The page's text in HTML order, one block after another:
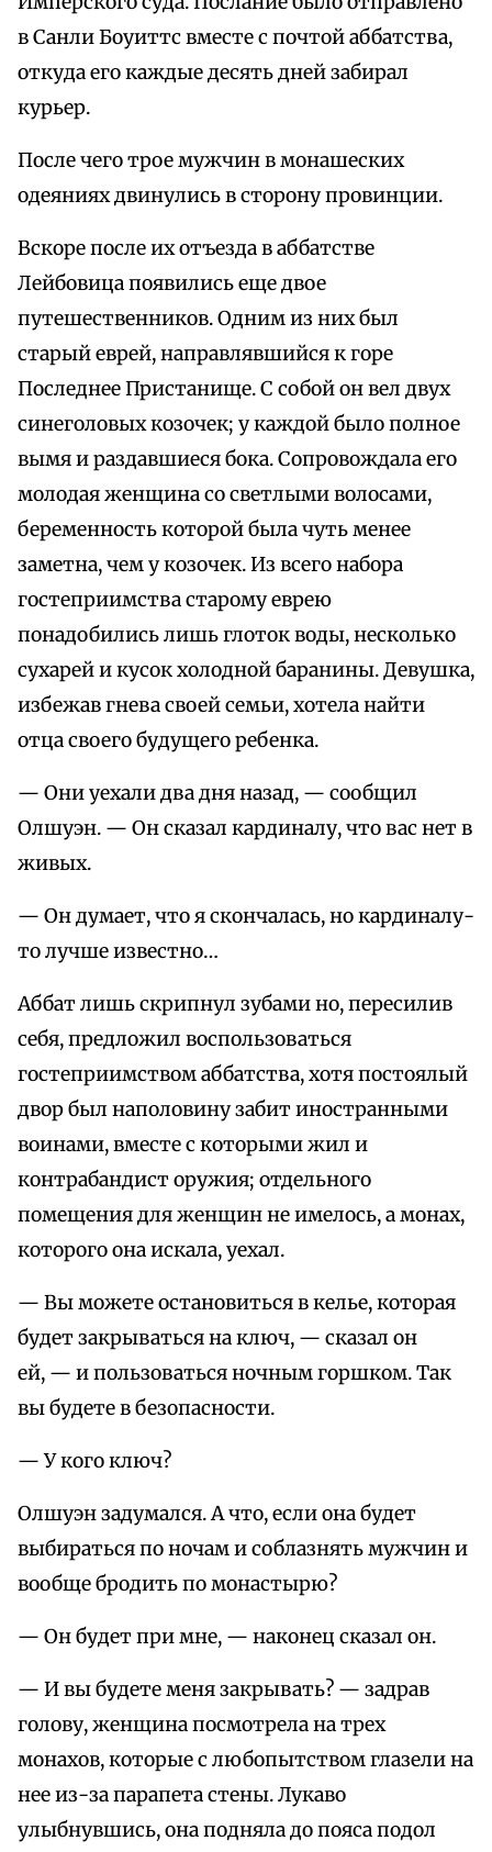
в Санли Боуиттс вместе с почтой аббатства,
откуда его каждые десять дней забирал
курьер.
После чего трое мужчин в монашеских
одеяниях двинулись в сторону провинции.
Вскоре после их отъезда в аббатстве
Лейбовица появились еще двое
путешественников. Одним из них был
старый еврей, направлявшийся к горе
Последнее Пристанище. С собой он вел двух
синеголовых козочек; у каждой было полное
вымя и раздавшиеся бока. Сопровождала его
молодая женщина со светлыми волосами,
беременность которой была чуть менее
заметна, чем у козочек. Из всего набора
гостеприимства старому еврею
понадобились лишь глоток воды, несколько
сухарей и кусок холодной баранины. Девушка,
избежав гнева своей семьи, хотела найти
отца своего будущего ребенка.
— Они уехали два дня назад, — сообщил
Олшуэн. — Он сказал кардиналу, что вас нет в
живых.
— Он думает, что я скончалась, но кардиналу-
то лучше известно…
Аббат лишь скрипнул зубами но, пересилив
себя, предложил воспользоваться
гостеприимством аббатства, хотя постоялый
двор был наполовину забит иностранными
воинами, вместе с которыми жил и
контрабандист оружия; отдельного
помещения для женщин не имелось, а монах,
которого она искала, уехал.
— Вы можете остановиться в келье, которая
будет закрываться на ключ, — сказал он
ей, — и пользоваться ночным горшком. Так
вы будете в безопасности.
— У кого ключ?
Олшуэн задумался. А что, если она будет
выбираться по ночам и соблазнять мужчин и
вообще бродить по монастырю?
— Он будет при мне, — наконец сказал он.
— И вы будете меня закрывать? — задрав
голову, женщина посмотрела на трех
монахов, которые с любопытством глазели на
нее из-за парапета стены. Лукаво
улыбнувшись, она подняла до пояса подол